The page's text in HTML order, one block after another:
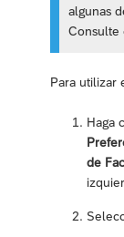
algunas
Consulte
Para utilizar
Haga
de